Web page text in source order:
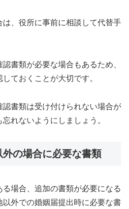
、役所に事前に相談して代替手
書類が必要な場合もあるため、
ておくことが大切です。
認書類は受け付けられない場合が
れないようにしましょう。
の場合に必要な書類
場合、追加の書類が必要になる
外での婚姻届提出時に必要な書